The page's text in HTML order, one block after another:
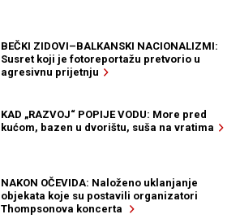
BEČKI ZIDOVI–BALKANSKI NACIONALIZMI:
Susret koji je fotoreportažu pretvorio u
agresivnu prijetnju
KAD „RAZVOJ“ POPIJE VODU: More pred
kućom, bazen u dvorištu, suša na vratima
NAKON OČEVIDA: Naloženo uklanjanje
objekata koje su postavili organizatori
Thompsonova koncerta